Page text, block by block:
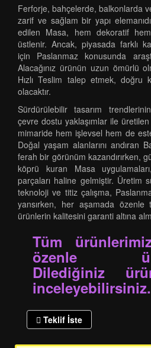
Ferforje, bahçelerde, balkonlarda
zarif ve sağlam bir yapı
edilen Masa, hem dekoratif
üstlenir. Ancak, piyasada farklı
için Paslanmaz konusunda
Alacağınız ürünün uzun ömürlü
Hızlı Teslim talep etmek, doğru
olacaktır.
Sürdürülebilir tasarım
çevre dostu yaklaşımlar ile
mimaride hem işlevsel hem de
Doğal yaşam alanlarını andıran
ferah bir görünüm kazandırırken,
köprü kuran Masa
parçaları haline gelmiştir. Üretim
teknoloji ve titiz çalışma,
yansırken, her aşamada özenle
ürünlerin kalitesini garanti altına
Tüm
özenle
Dilediğiniz
inceleyebilirsiniz.
Teklif İste